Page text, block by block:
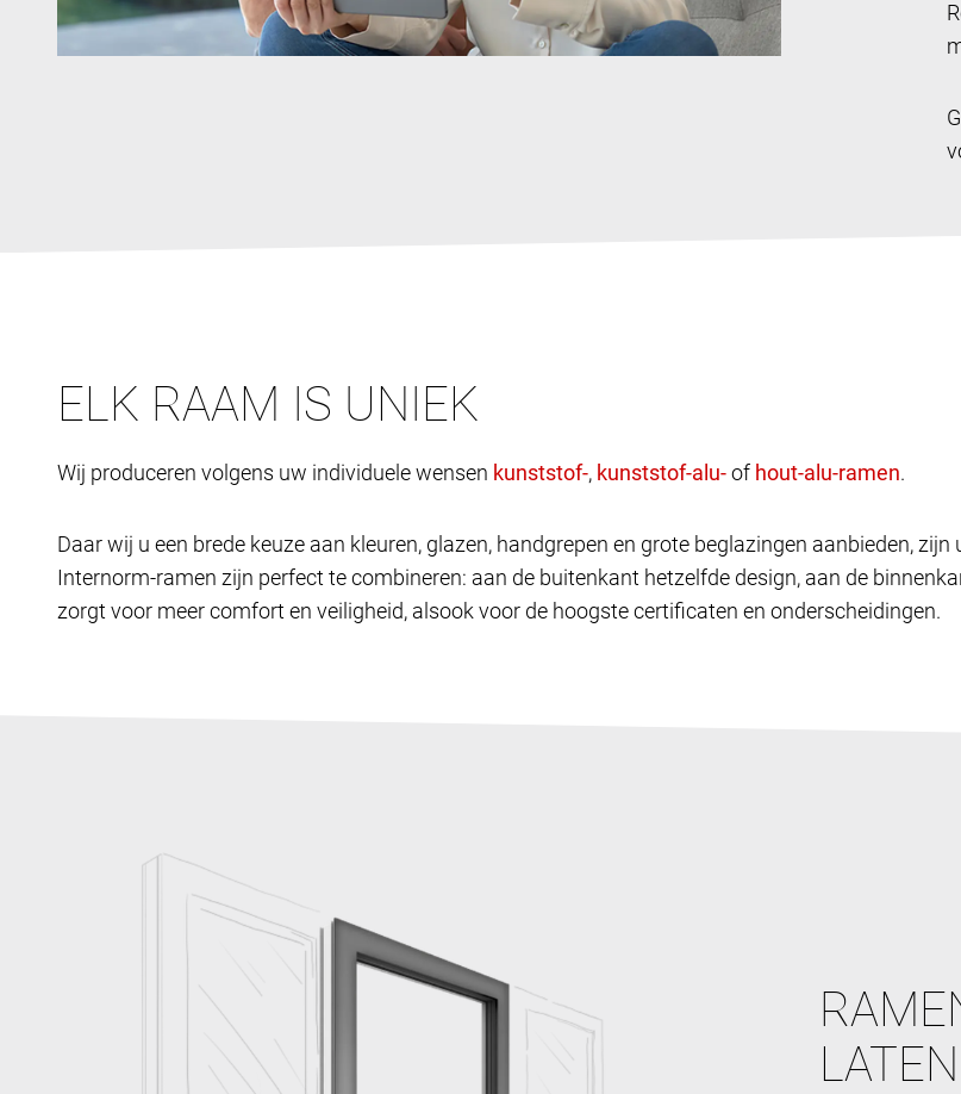
ELK RAAM IS UNIEK
Wij produceren volgens uw individuele wensen , of .
Daar wij u een brede keuze aan kleuren, glazen, handgrepen en grote beglazingen aanbieden,
Internorm-ramen zijn perfect te combineren: aan de buitenkant hetzelfde design, aan de
zorgt voor meer comfort en veiligheid, alsook voor de hoogste certificaten en onderscheidingen.
LATEN